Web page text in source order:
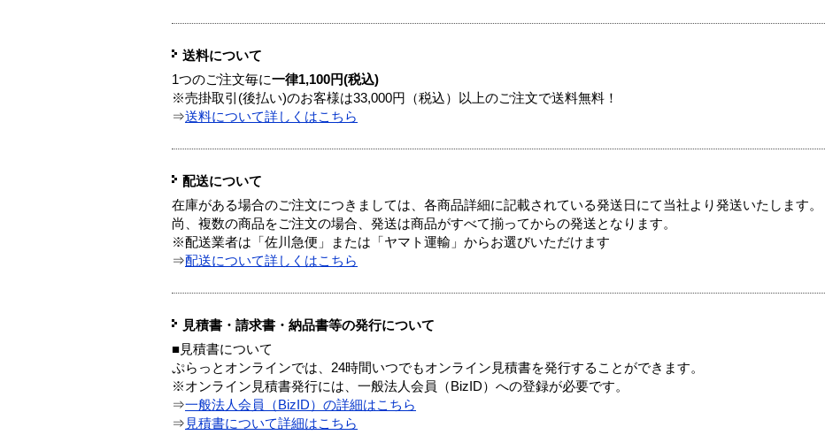
送料について
1つのご注文毎に一律1,100円(税込)
※売掛取引(後払い)のお客様は33,000円（税込）以上のご注文で送料無料！
⇒送料について詳しくはこちら
配送について
在庫がある場合のご注文につきましては、各商品詳細に記載されている発送日にて当社より発送いたします。
尚、複数の商品をご注文の場合、発送は商品がすべて揃ってからの発送となります。
※配送業者は「佐川急便」または「ヤマト運輸」からお選びいただけます
⇒配送について詳しくはこちら
見積書・請求書・納品書等の発行について
■見積書について
ぷらっとオンラインでは、24時間いつでもオンライン見積書を発行することができます。
※オンライン見積書発行には、一般法人会員（BizID）への登録が必要です。
⇒一般法人会員（BizID）の詳細はこちら
⇒ 見積書について詳細はこちら